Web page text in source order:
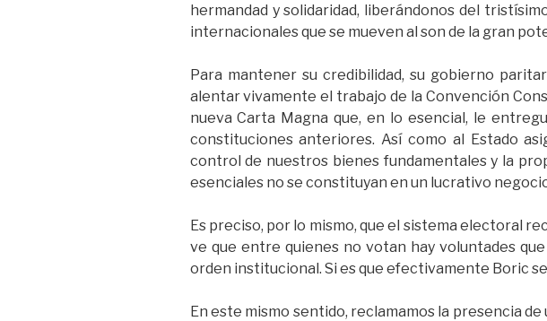
hermandad y solidaridad, liberándonos del
internacionales que se mueven al son de la gran
Para mantener su credibilidad, su gobierno
alentar vivamente el trabajo de la Convención
nueva Carta Magna que, en lo esencial, le
constituciones anteriores. Así como al Estado
control de nuestros bienes fundamentales y la
esenciales no se constituyan en un lucrativo
Es preciso, por lo mismo, que el sistema electoral
ve que entre quienes no votan hay voluntades
orden institucional. Si es que efectivamente Boric
En este mismo sentido, reclamamos la presencia